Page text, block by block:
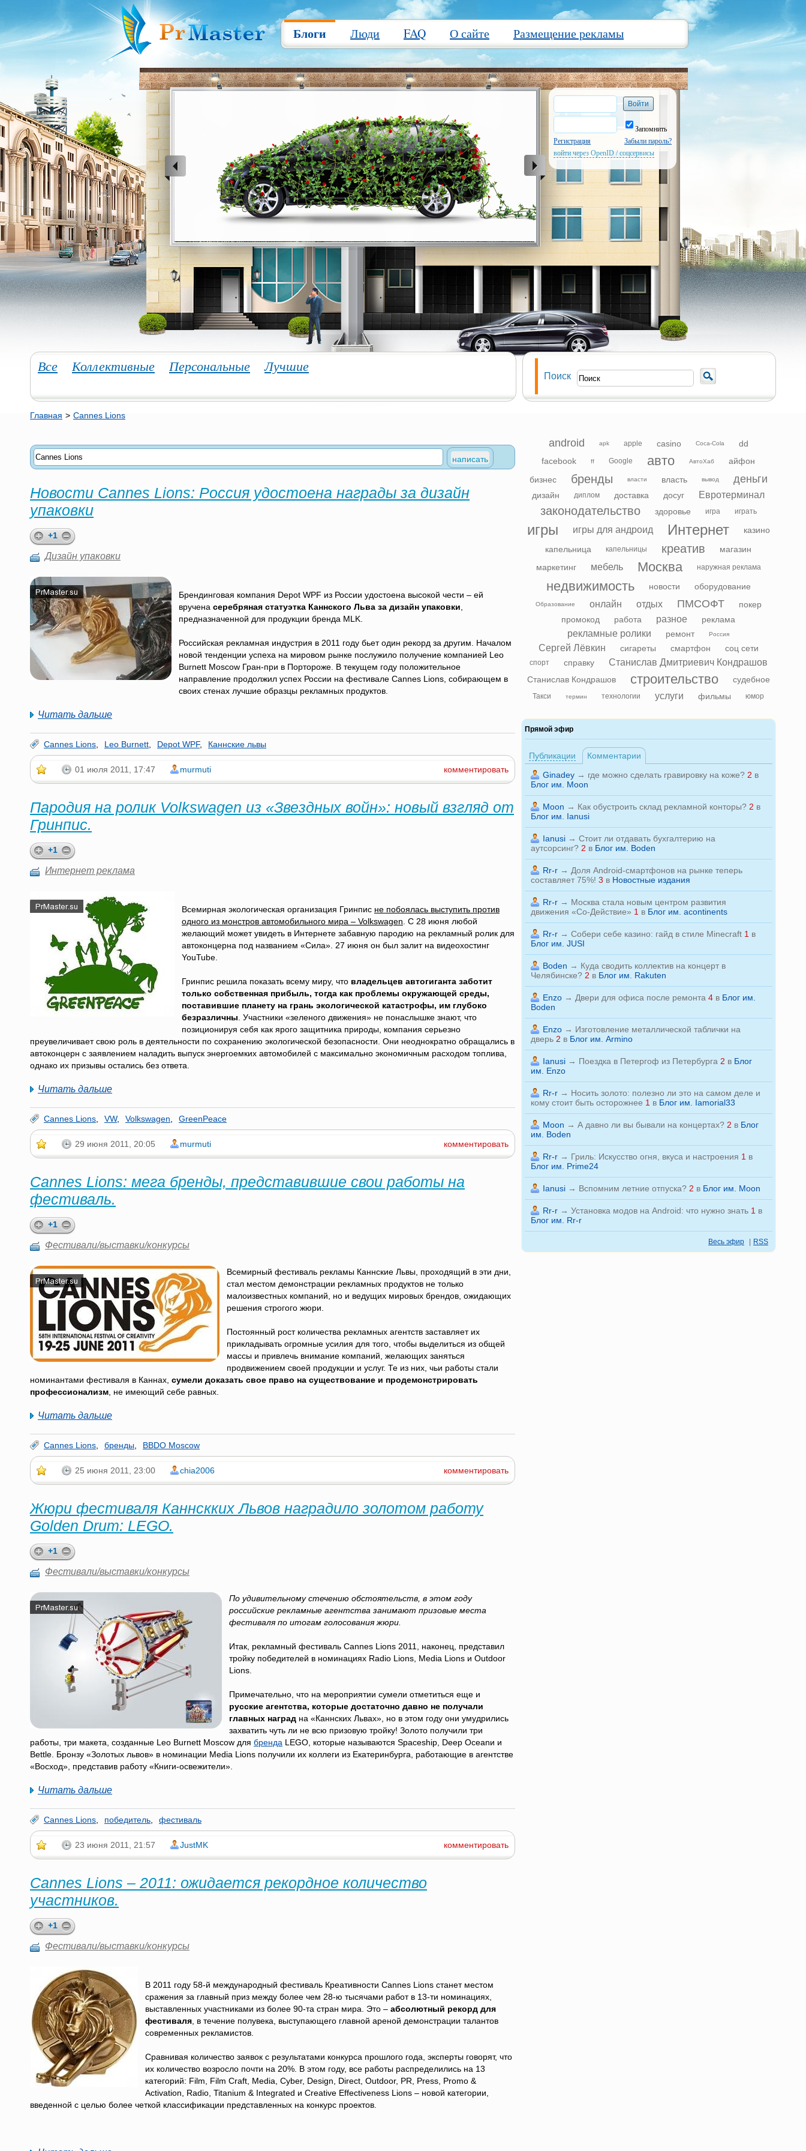
Блоги Люди FAQ О сайте Размещение рекламы
Запомнить
Регистрация
Забыли пароль?
войти через OpenID / соцсервисы
Все Коллективные Персональные Лучшие
Поиск
Главная > Cannes Lions
Новости Cannes Lions: Россия удостоена награды за дизайн
упаковки
+1
Дизайн упаковки
Брендинговая компания Depot WPF из России удостоена высокой чести – ей
вручена серебряная статуэтка Каннского Льва за дизайн упаковки
предназначенной для продукции бренда MLK.
Российская рекламная индустрия в 2011 году бьет один рекорд за другим. Началом
новой тенденции успеха на мировом рынке послужило получение компанией Leo
Burnett Moscow Гран-при в Портороже. В текущем году положительное
направление продолжил успех России на фестивале Cannes Lions, собирающем в
своих стенах лучшие образцы рекламных продуктов.
Читать дальше
Cannes Lions Leo Burnett Depot WPF, Каннские львы
01 июля 2011, 17:47 murmuti комментировать
Пародия на ролик Volkswagen из «Звездных войн»: новый взгляд от
Гринпис.
+1
Интернет реклама
Всемирная экологическая организация Гринпис не побоялась выступить против
одного из монстров автомобильного мира – Volkswagen . С 28 июня любой
желающий может увидеть в Интернете забавную пародию на рекламный ролик для
автоконцерна под названием «Сила». 27 июня он был залит на видеохостинг
YouTube.
Гринпис решила показать всему миру, что владельцев автогиганта заботит
только собственная прибыль, тогда как проблемы окружающей среды,
поставившие планету на грань экологической катастрофы, им глубоко
безразличны . Участники «зеленого движения» не понаслышке знают, что
позиционируя себя как ярого защитника природы, компания серьезно
преувеличивает свою роль в деятельности по сохранению экологической безопасности. Они неоднократно обращались в
автоконцерн с заявлением наладить выпуск энергоемких автомобилей с максимально экономичным расходом топлива,
однако их призывы остались без ответа.
Читать дальше
Cannes Lions VW, Volkswagen GreenPeace
29 июня 2011, 20:05 murmuti комментировать
Cannes Lions: мега бренды, представившие свои работы на
фестиваль.
+1
Фестивали/выставки/конкурсы
Всемирный фестиваль рекламы Каннские Львы, проходящий в эти дни,
стал местом демонстрации рекламных продуктов не только
малоизвестных компаний, но и ведущих мировых брендов, ожидающих
решения строгого жюри.
Постоянный рост количества рекламных агентств заставляет их
прикладывать огромные усилия для того, чтобы выделиться из общей
массы и привлечь внимание компаний, желающих заняться
продвижением своей продукции и услуг. Те из них, чьи работы стали
номинантами фестиваля в Каннах, сумели доказать свое право на существование и продемонстрировать
профессионализм , не имеющий себе равных.
Читать дальше
Cannes Lions бренды BBDO Moscow
25 июня 2011, 23:00 chia2006 комментировать
Жюри фестиваля Каннскких Львов наградило золотом работу
Golden Drum: LEGO.
+1
Фестивали/выставки/конкурсы
По удивительному стечению обстоятельств, в этом году
российские рекламные агентства занимают призовые места
фестиваля по итогам голосования жюри.
Итак, рекламный фестиваль Cannes Lions 2011, наконец, представил
тройку победителей в номинациях Radio Lions, Media Lions и Outdoor
Lions.
Примечательно, что на мероприятии сумели отметиться еще и
русские агентства, которые достаточно давно не получали
главных наград на «Каннских Львах», но в этом году они умудрились
захватить чуть ли не всю призовую тройку! Золото получили три
работы, три макета, созданные Leo Burnett Moscow для бренда LEGO, которые называются Spaceship, Deep Oceanи и
Bettle. Бронзу «Золотых львов» в номинации Media Lions получили их коллеги из Екатеринбурга, работающие в агентстве
«Восход», представив работу «Книги-освежители».
Читать дальше
Cannes Lions победитель фестиваль
23 июня 2011, 21:57 JustMK комментировать
Cannes Lions – 2011: ожидается рекордное количество
участников.
+1
Фестивали/выставки/конкурсы
В 2011 году 58-й международный фестиваль Креативности Cannes Lions станет местом
сражения за главный приз между более чем 28-ю тысячами работ в 13-ти номинациях,
выставленных участниками из более 90-та стран мира. Это – абсолютный рекорд для
фестиваля , в течение полувека, выступающего главной ареной демонстрации талантов
современных рекламистов.
Сравнивая количество заявок с результатами конкурса прошлого года, эксперты говорят, что
их количество возросло почти на 20%. В этом году, все работы распределились на 13
категорий: Film, Film Craft, Media, Cyber, Design, Direct, Outdoor, PR, Press, Promo &
Activation, Radio, Titanium & Integrated и Creative Effectiveness Lions – новой категории,
введенной с целью более четкой классификации представленных на конкурс проектов.
android apk apple casino Coca-Cola
dd
facebook
ff Google авто АвтоХаб
айфон
бизнес
бренды власти власть вывод деньги
дизайн диплом доставка досуг Евротерминал
законодательство здоровье игра играть
игры игры для андроид Интернет
казино
капельница
капельницы креатив
магазин
маркетинг
мебель Москва наружная реклама
недвижимость новости оборудование
Образование онлайн отдых ПМСОФТ
покер
промокод
работа разное реклама
рекламные ролики ремонт Россия
Сергей Лёвкин сигареты смартфон соц сети
спорт справку Станислав Дмитриевич Кондрашов
Станислав Кондрашов строительство судебное
Такси термин технологии услуги фильмы юмор
Прямой эфир
Публикации
Комментарии
Ginadey→ где можно сделать гравировку на коже? 2 в
Блог им. Moon
Moon → Как обустроить склад рекламной конторы? 2 в
Блог им. Ianusi
Ianusi→ Стоит ли отдавать бухгалтерию на
аутсорсинг? 2 в Блог им. Boden
Rr-r→ Доля Android-смартфонов на рынке теперь
составляет 75%! 3 в Новостные издания
Rr-r→ Москва стала новым центром развития
движения «Со-Действие» 1 в Блог им. acontinents
Rr-r→ Собери себе казино: гайд в стиле Minecraft 1 в
Блог им. JUSI
Boden → Куда сводить коллектив на концерт в
Челябинске? 2 в Блог им. Rakuten
Enzo→ Двери для офиса после ремонта 4в Блог им.
Boden
Enzo→ Изготовление металлической таблички на
дверь 2 в Блог им. Armino
Ianusi→ Поездка в Петергоф из Петербурга 2 в Блог
им. Enzo
Rr-r→ Носить золото: полезно ли это на самом деле и
кому стоит быть осторожнее 1 в Блог им. Iamorial33
Moon → А давно ли вы бывали на концертах? 2 в Блог
им. Boden
Rr-r→ Гриль: Искусство огня, вкуса и настроения 1 в
Блог им. Prime24
Ianusi→ Вспомним летние отпуска? 2 в Блог им. Moon
Rr-r→ Установка модов на Android: что нужно знать 1 в
Блог им. Rr-r
Весь эфир RSS